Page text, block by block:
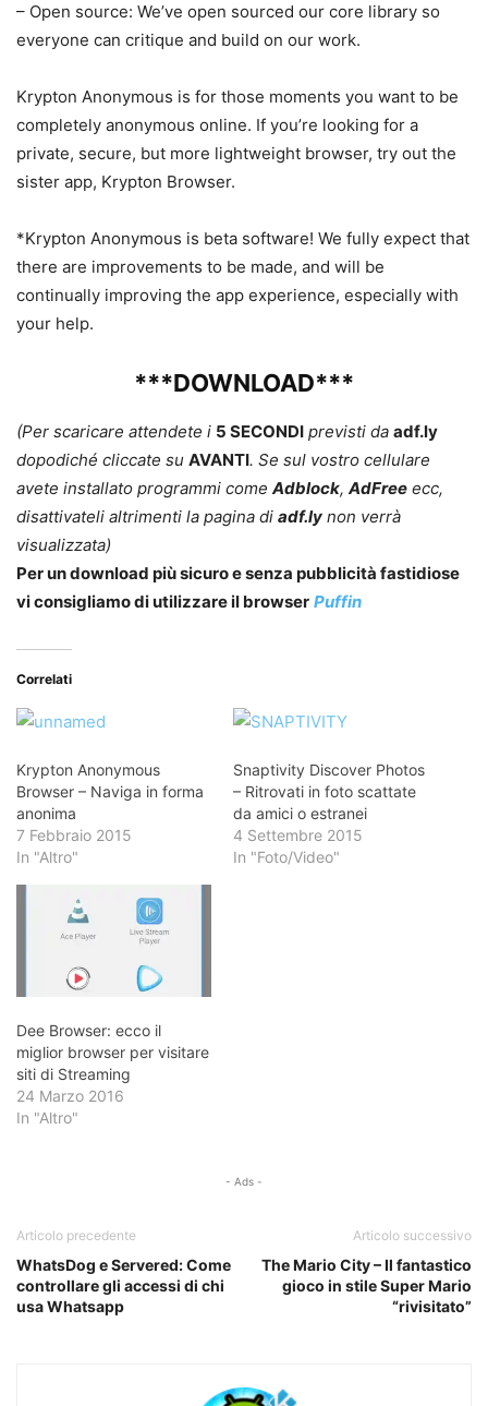
– Open source: We’ve open sourced our core library so
everyone can critique and build on our work.
Krypton Anonymous is for those moments you want to be
completely anonymous online. If you’re looking for a
private, secure, but more lightweight browser, try out the
sister app, Krypton Browser.
*Krypton Anonymous is beta software! We fully expect that
there are improvements to be made, and will be
continually improving the app experience, especially with
your help.
***DOWNLOAD***
(Per scaricare attendete i 5 SECONDI previsti da adf.ly
dopodiché cliccate su AVANTI. Se sul vostro cellulare
avete installato programmi come Adblock, AdFree ecc,
disattivateli altrimenti la pagina di adf.ly non verrà
visualizzata)
Per un download più sicuro e senza pubblicità fastidiose
vi consigliamo di utilizzare il browser Puffin
Correlati
Krypton Anonymous
Browser – Naviga in forma
anonima
7 Febbraio 2015
In "Altro"
Snaptivity Discover Photos
– Ritrovati in foto scattate
da amici o estranei
4 Settembre 2015
In "Foto/Video"
Dee Browser: ecco il
miglior browser per visitare
siti di Streaming
24 Marzo 2016
In "Altro"
- Ads -
Articolo precedente
WhatsDog e Servered: Come
controllare gli accessi di chi
usa Whatsapp
Articolo successivo
The Mario City – Il fantastico
gioco in stile Super Mario
“rivisitato”